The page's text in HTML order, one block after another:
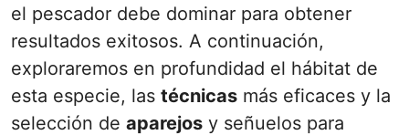
el pescador debe dominar para obtener
resultados exitosos. A continuación,
exploraremos en profundidad el hábitat de
esta especie, las técnicas más eficaces y la
selección de aparejos y señuelos para